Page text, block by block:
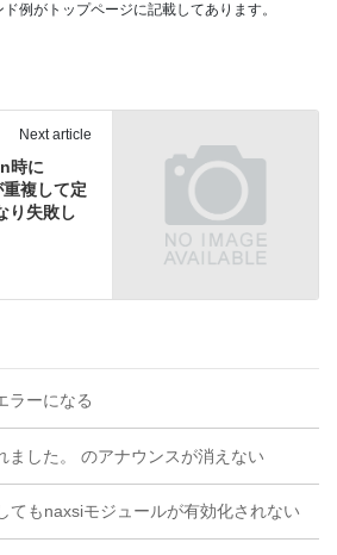
ド例がトップページに記載してあります。
Next article
時に
重複して定
り失敗し
ラーになる
ました。 のアナウンスが消えない
てもnaxsiモジュールが有効化されない